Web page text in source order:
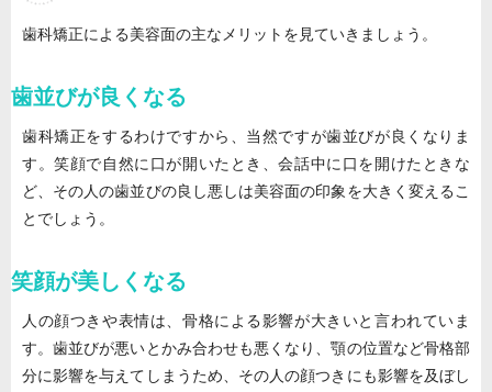
歯科矯正による美容面の主なメリットを見ていきましょう。
歯並びが良くなる
歯科矯正をするわけですから、当然ですが歯並びが良くなりま
す。笑顔で自然に口が開いたとき、会話中に口を開けたときな
ど、その人の歯並びの良し悪しは美容面の印象を大きく変えるこ
とでしょう。
笑顔が美しくなる
人の顔つきや表情は、骨格による影響が大きいと言われていま
す。歯並びが悪いとかみ合わせも悪くなり、顎の位置など骨格部
分に影響を与えてしまうため、その人の顔つきにも影響を及ぼし